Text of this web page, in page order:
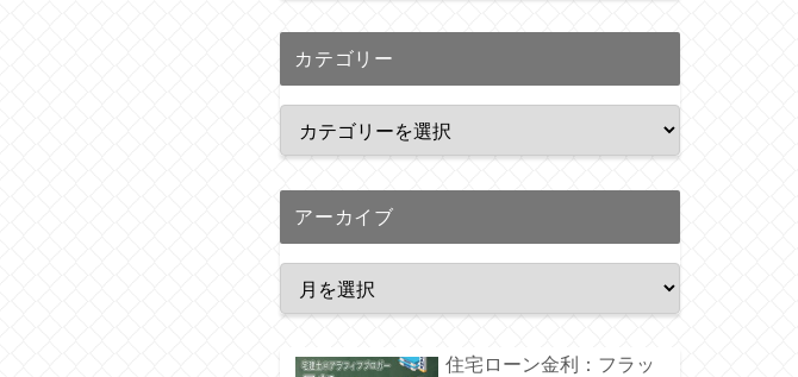
カテゴリー
アーカイブ
住宅ローン金利：フラッ